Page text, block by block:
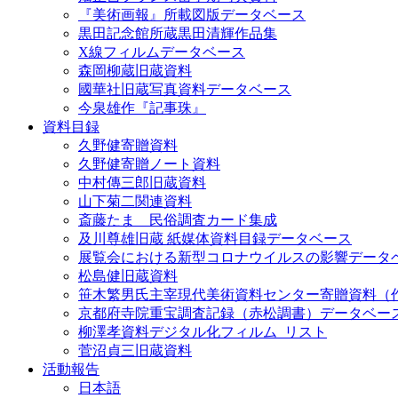
『美術画報』所載図版データベース
黒田記念館所蔵黒田清輝作品集
X線フィルムデータベース
森岡柳蔵旧蔵資料
國華社旧蔵写真資料データベース
今泉雄作『記事珠』
資料目録
久野健寄贈資料
久野健寄贈ノート資料
中村傳三郎旧蔵資料
山下菊二関連資料
斎藤たま 民俗調査カード集成
及川尊雄旧蔵 紙媒体資料目録データベース
展覧会における新型コロナウイルスの影響データ
松島健旧蔵資料
笹木繁男氏主宰現代美術資料センター寄贈資料（
京都府寺院重宝調査記録（赤松調書）データベー
柳澤孝資料デジタル化フィルム_リスト
菅沼貞三旧蔵資料
活動報告
日本語